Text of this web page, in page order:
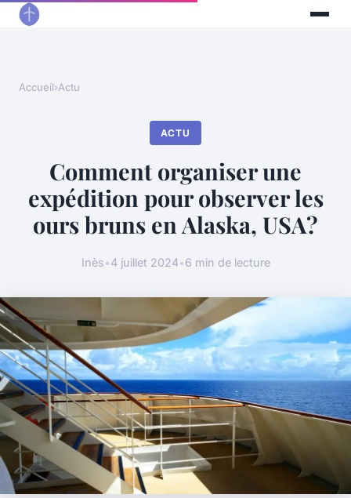
Accueil›Actu
ACTU
Comment organiser une
expédition pour observer les
ours bruns en Alaska, USA?
Inès•4 juillet 2024•6 min de lecture